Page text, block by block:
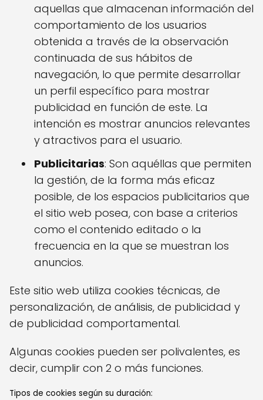
aquellas que almacenan información del
comportamiento de los usuarios
obtenida a través de la observación
continuada de sus hábitos de
navegación, lo que permite desarrollar
un perfil específico para mostrar
publicidad en función de este. La
intención es mostrar anuncios relevantes
y atractivos para el usuario.
Publicitarias: Son aquéllas que permiten
la gestión, de la forma más eficaz
posible, de los espacios publicitarios que
el sitio web posea, con base a criterios
como el contenido editado o la
frecuencia en la que se muestran los
anuncios.
Este sitio web utiliza cookies técnicas, de
personalización, de análisis, de publicidad y
de publicidad comportamental.
Algunas cookies pueden ser polivalentes, es
decir, cumplir con 2 o más funciones.
Tipos de cookies según su duración: